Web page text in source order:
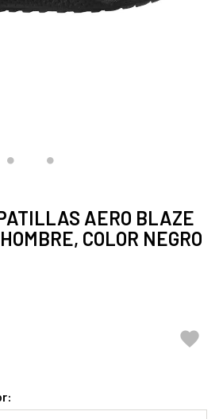
AERO BLAZE
COLOR NEGRO
